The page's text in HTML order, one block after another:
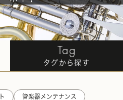
ート記事一覧
Tag
タグから探す
管楽器メンテナンス